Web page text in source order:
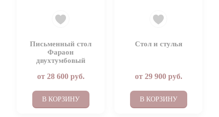
Письменный стол
Фараон
двухтумбовый
от 28 600руб.
В КОРЗИНУ
Стол и стулья
от 29 900руб.
В КОРЗИНУ